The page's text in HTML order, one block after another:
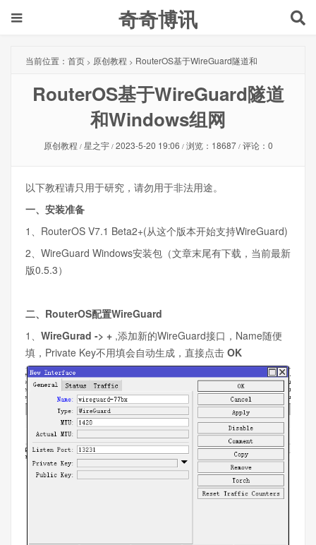
奇奇博讯
当前位置： 首页 > 原创教程 > RouterOS基于WireGuard隧道和
Windows组网
RouterOS基于WireGuard隧道
和Windows组网
原创教程 / 星之宇 / 2023-5-20 19:06 / 浏览：18687 / 评论：0
以下教程请只用于研究，请勿用于非法用途。
一、安装准备
1、RouterOS V7.1 Beta2+(从这个版本开始支持WireGuard)
2、WireGuard Windows安装包（文章末尾有下载，当前最新
版0.5.3）
二、RouterOS配置WireGuard
1、 WireGurad -> + ,添加新的WireGuard接口，Name随便
填，Private Key不用填会自动生成，直接点击 OK